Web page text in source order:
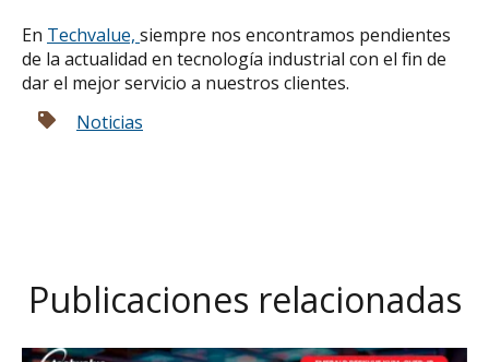
En Techvalue, siempre nos encontramos pendientes
de la actualidad en tecnología industrial con el fin de
dar el mejor servicio a nuestros clientes.
Noticias
Publicaciones relacionadas